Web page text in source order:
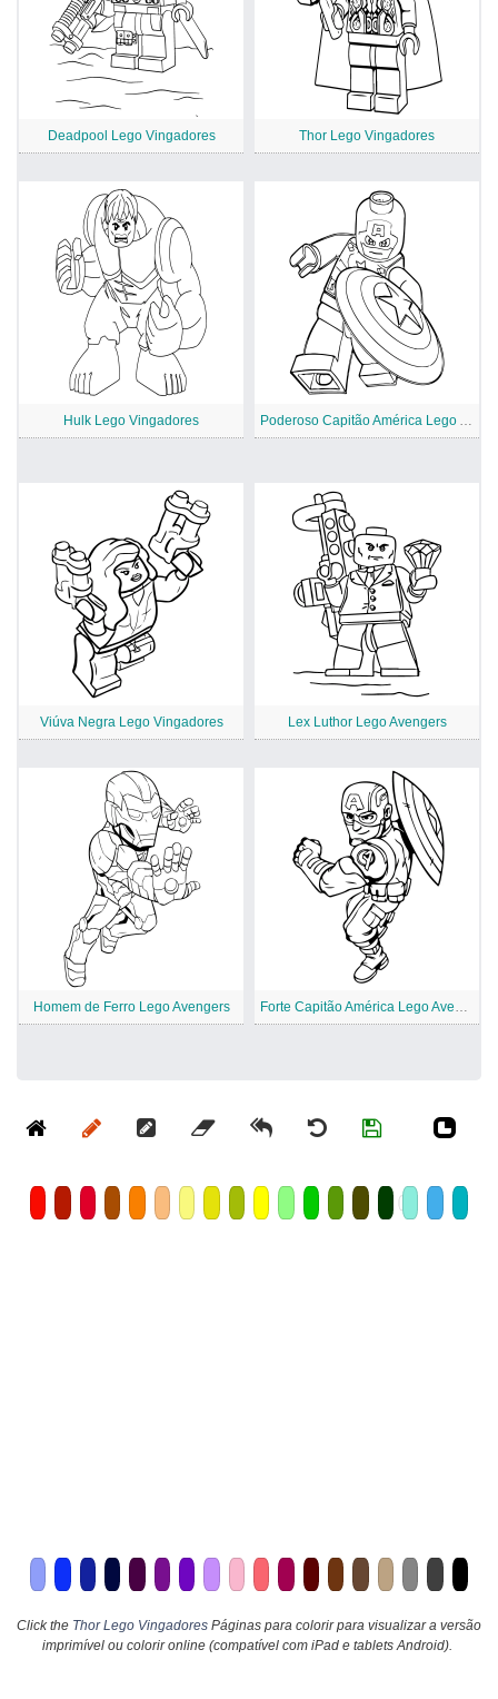
Deadpool Lego Vingadores Thor Lego Vingadores
Hulk Lego Vingadores Poderoso Capitão América Lego Avengers
Viúva Negra Lego Vingadores Lex Luthor Lego Avengers
Homem de Ferro Lego Avengers Forte Capitão América Lego Avengers
Click the Thor Lego Vingadores Páginas para colorir para visualizar a versão
imprimível ou colorir online (compatível com iPad e tablets Android).